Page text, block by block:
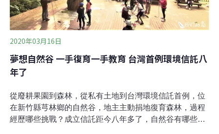
起的方式進行清除，讓其他不擅長攀附、低矮生長的草
2020年03月16日
夢想自然谷 一手復育一手教育 台灣首例環境信託八
年了
從廢耕果園到森林，從私有土地到台灣環境信託首例，位
在新竹縣芎林鄉的自然谷，地主主動捐地復育森林，過程
經歷哪些挑戰？成立信託距今八年多了，自然谷有哪些變